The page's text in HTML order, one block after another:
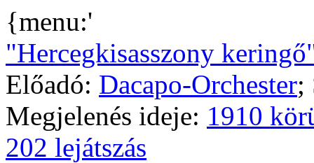
{menu:'
"Hercegkisasszony
Előadó: Dacapo-Orchester;
Megjelenés ideje: 1910
202 lejátszás